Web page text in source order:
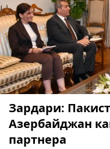
Зардари:
Азербайджан
партнера